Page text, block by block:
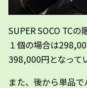
SUPER SOCO TC
１個の場合は
398,000円となって
また、後から単品